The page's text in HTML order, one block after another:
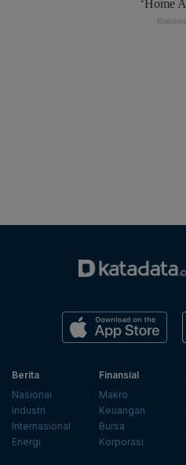
Berita
Nasional
Industri
Internasional
Energi
Finansial
Makro
Keuangan
Bursa
Korporasi